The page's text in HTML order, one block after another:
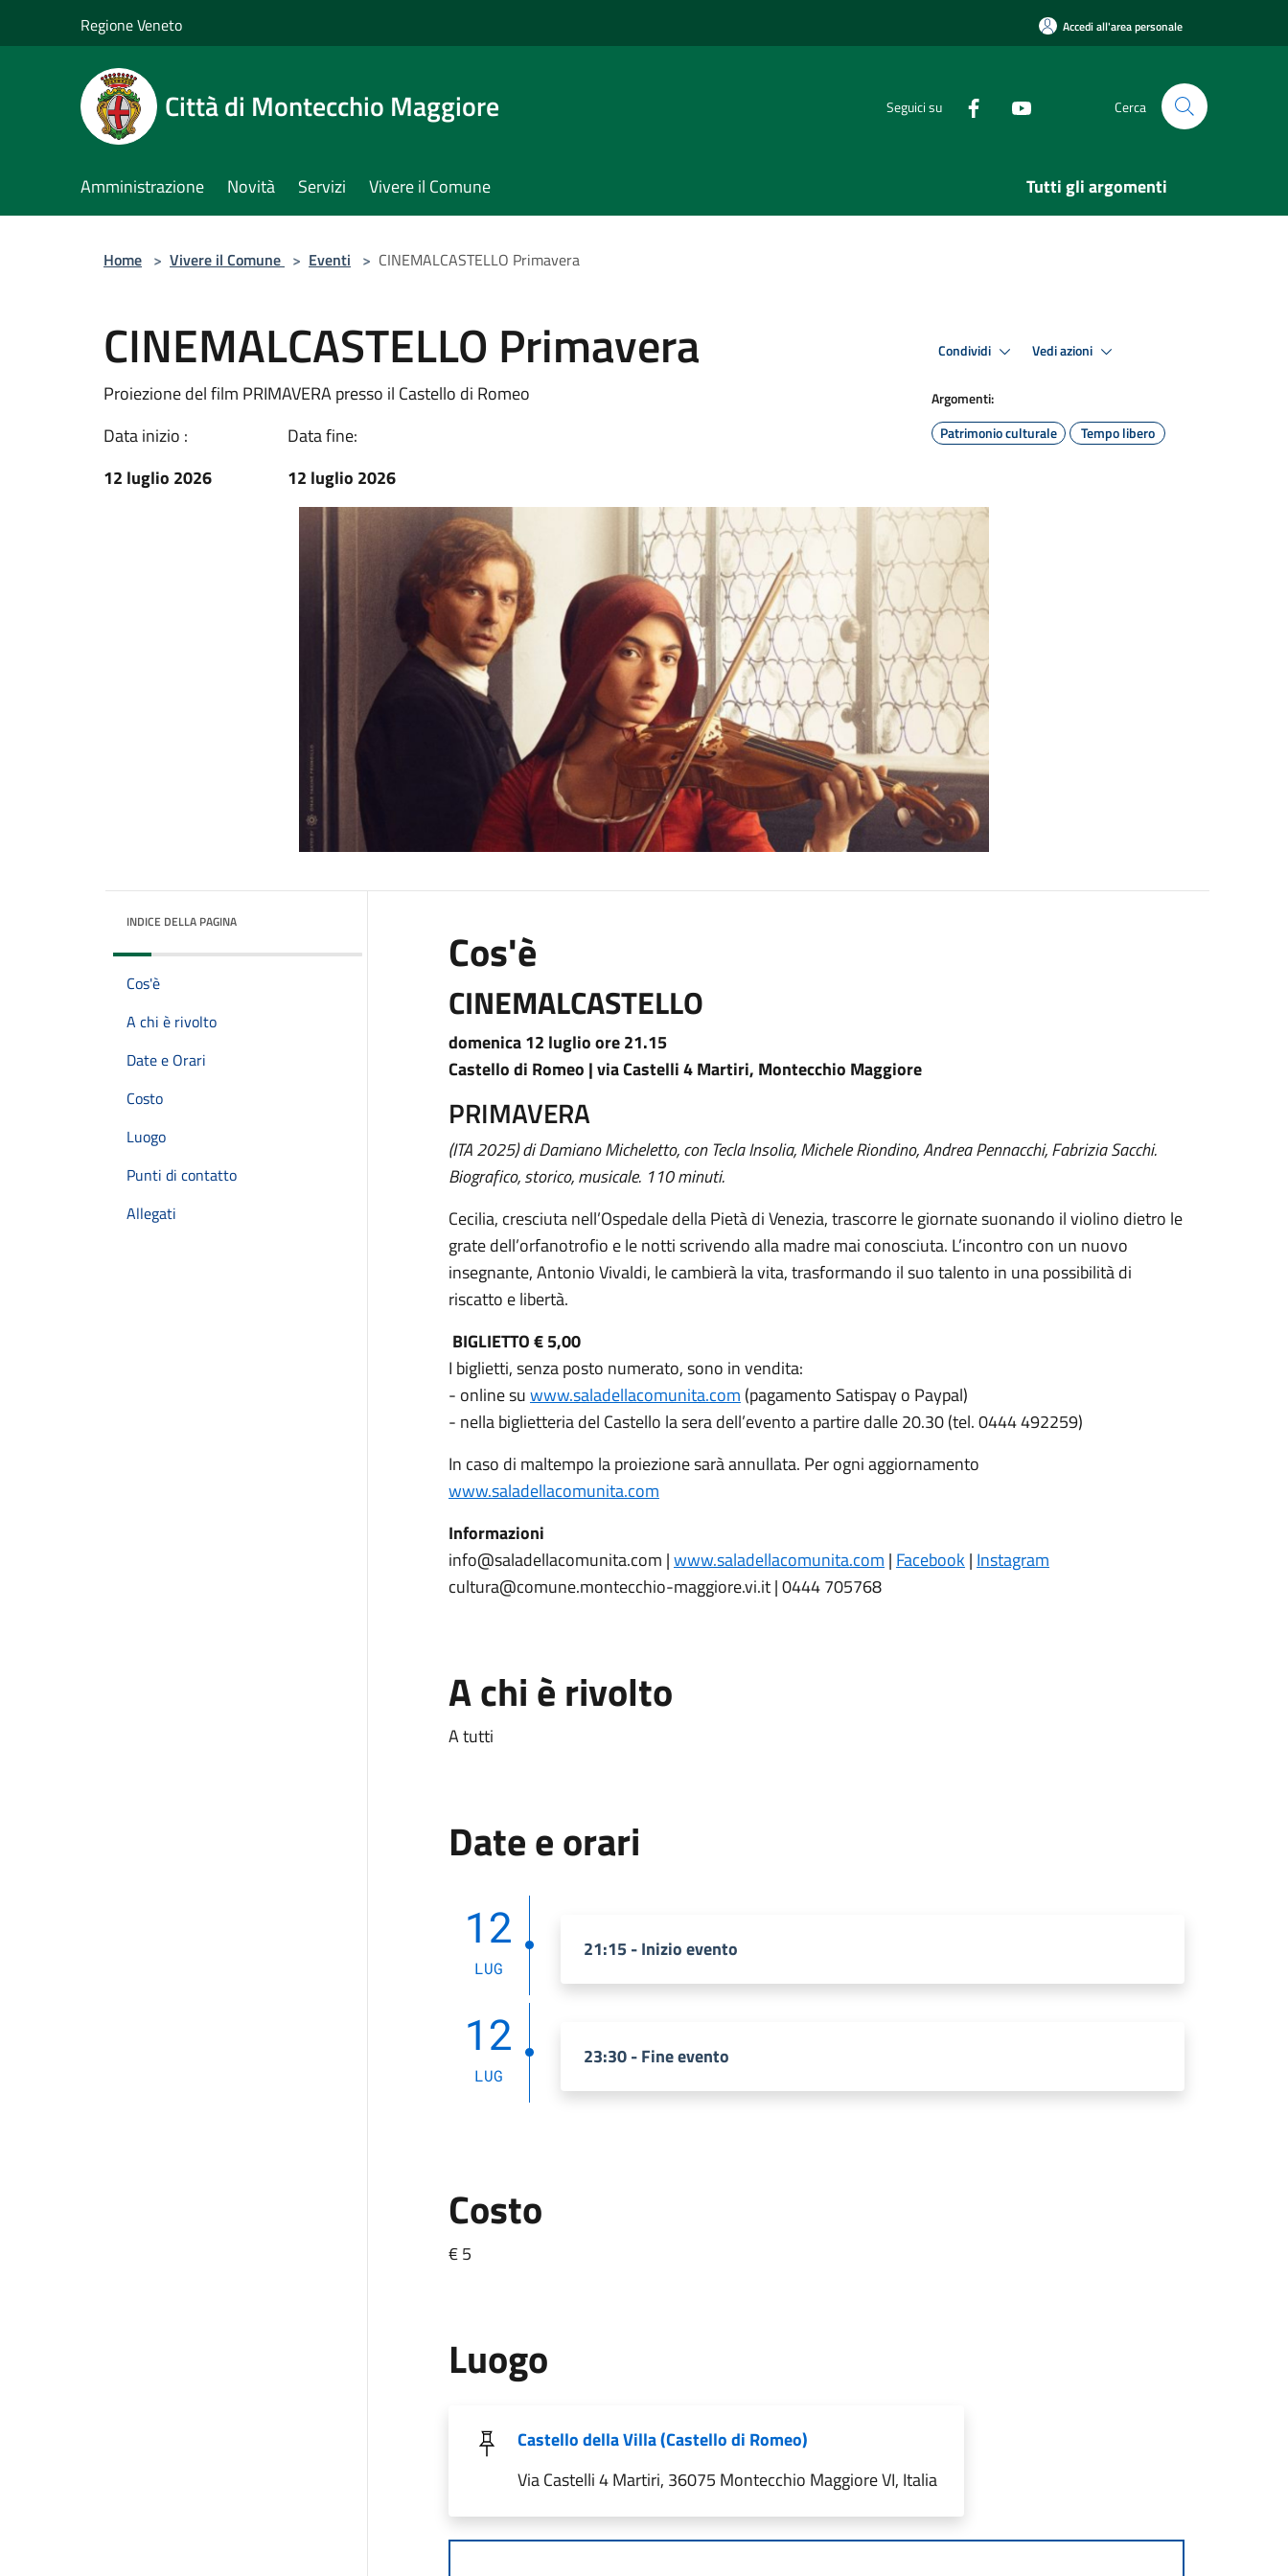
Regione Veneto Accedi all'area personale
Città di Montecchio Maggiore Seguici su Cerca
Amministrazione Novità Servizi Vivere il Comune Tutti gli argomenti
Home > Vivere il Comune > Eventi > CINEMALCASTELLO Primavera
CINEMALCASTELLO Primavera
Proiezione del film PRIMAVERA presso il Castello di Romeo
Data inizio :
12 luglio 2026
Data fine:
12 luglio 2026
Condividi Vedi azioni
Argomenti:
Patrimonio culturale
Tempo libero
INDICE DELLA PAGINA
Cos'è
A chi è rivolto
Date e Orari
Costo
Luogo
Punti di contatto
Allegati
Cos'è
CINEMALCASTELLO
domenica 12 luglio ore 21.15
Castello di Romeo | via Castelli 4 Martiri, Montecchio Maggiore
PRIMAVERA
(ITA 2025) di Damiano Micheletto, con Tecla Insolia, Michele Riondino, Andrea Pennacchi, Fabrizia Sacchi.
Biografico, storico, musicale. 110 minuti.
Cecilia, cresciuta nell’Ospedale della Pietà di Venezia, trascorre le giornate suonando il violino dietro le
grate dell’orfanotrofio e le notti scrivendo alla madre mai conosciuta. L’incontro con un nuovo
insegnante, Antonio Vivaldi, le cambierà la vita, trasformando il suo talento in una possibilità di
riscatto e libertà.
BIGLIETTO € 5,00
I biglietti, senza posto numerato, sono in vendita:
- online suwww.saladellacomunita.com (pagamento Satispay o Paypal)
- nella biglietteria del Castello la sera dell’evento a partire dalle 20.30 (tel. 0444 492259)
In caso di maltempo la proiezione sarà annullata. Per ogni aggiornamento
www.saladellacomunita.com
Informazioni
info@saladellacomunita.com |www.saladellacomunita.com | Facebook | Instagram
cultura@comune.montecchio-maggiore.vi.it | 0444 705768
A chi è rivolto
A tutti
Date e orari
12
LUG
21:15 - Inizio evento
12
LUG
23:30 - Fine evento
Costo
€ 5
Luogo
Castello della Villa (Castello di Romeo)
Via Castelli 4 Martiri, 36075 Montecchio Maggiore VI, Italia